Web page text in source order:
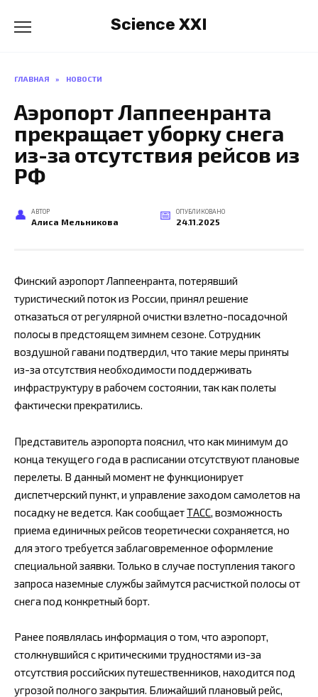
содержанию
Science XXI
ГЛАВНАЯ » НОВОСТИ
Аэропорт Лаппеенранта
прекращает уборку снега
из-за отсутствия рейсов из
РФ
АВТОР
Алиса Мельникова
ОПУБЛИКОВАНО
24.11.2025
Финский аэропорт Лаппеенранта, потерявший
туристический поток из России, принял решение
отказаться от регулярной очистки взлетно-посадочной
полосы в предстоящем зимнем сезоне. Сотрудник
воздушной гавани подтвердил, что такие меры приняты
из-за отсутствия необходимости поддерживать
инфраструктуру в рабочем состоянии, так как полеты
фактически прекратились.
Представитель аэропорта пояснил, что как минимум до
конца текущего года в расписании отсутствуют плановые
перелеты. В данный момент не функционирует
диспетчерский пункт, и управление заходом самолетов на
посадку не ведется. Как сообщаетТАСС , возможность
приема единичных рейсов теоретически сохраняется, но
для этого требуется заблаговременное оформление
специальной заявки. Только в случае поступления такого
запроса наземные службы займутся расчисткой полосы от
снега под конкретный борт.
Ранее появлялась информация о том, что аэропорт,
столкнувшийся с критическими трудностями из-за
отсутствия российских путешественников, находится под
угрозой полного закрытия. Ближайший плановый рейс,